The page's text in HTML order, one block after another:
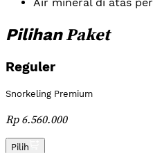
PilihanPaket
Reguler
Snorkeling Premium
Rp 6.560.000
Pilih